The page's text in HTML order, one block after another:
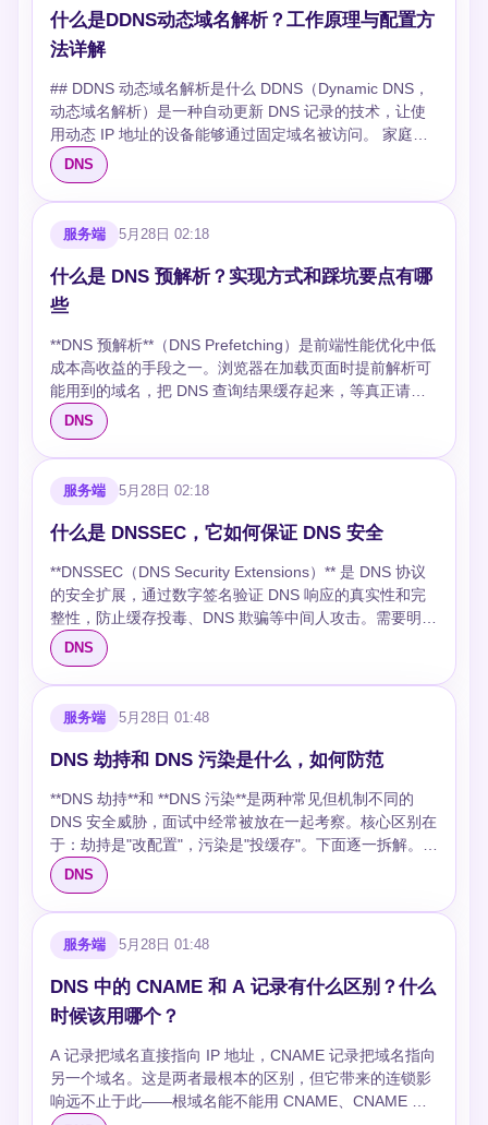
CNAME cdn.provider.com. ; API 服务 - 可能随时切换，
TTL 给短 api.example.com. 300 IN A 203.0.113.2 ``` ##
DNS 缓存：减少重复查询的核心手段 缓存分好几个层
级，每一层都能拦截大量重复查询。 **浏览器 DNS 缓存
**。Chrome 默认缓存 1000 条记录，TTL 大约 60-120
秒。这个你控制不了，但可以通过合理的 TTL 间接影响。
**操作系统 DNS 缓存**。Linux 上用 systemd-resolved 或
nscd 管理，可以调大缓存容量： ```bash # systemd-
这是你能控制的最重要的一层。BIND 的缓存配置：
```bind options { recursion yes; max-cache-size 1024m;
# 根据服务器内存调整 cleaning-interval 60; # 每 60 分钟
清理过期记录 }; ``` 关键是监控缓存命中率。如果命中率
低于 80%，要么是 TTL 设太短，要么是查询域名太分
散。用 `rndc stats` 看 BIND 的缓存统计： ```bash rndc
stats grep "Cache statistics"
/var/named/data/named_stats.txt ``` ## 减少查询次数：
前端也能帮上忙 页面加载时，浏览器要为页面中引用的每
**dns-prefetch** 是最简单的前端优化手段： ```html <link
rel="dns-prefetch" href="//api.example.com"> ``` 浏览器
会在空闲时提前解析这些域名，等真正要用的时候缓存已
经命中了。但注意别滥用——只有页面确实会用到的域名
才做预解析，否则白白消耗用户网络。 更进一步的方案是
减少域名数量本身。把静态资源集中在 1-2 个域名下，比
做 10 个 dns-prefetch 更有效。 ## CDN + CNAME：让
example.cdn-provider.com. ``` CDN 的权威 DNS 通常部
署了 Anycast，全球有几十个节点，用户的 DNS 查询会
被路由到最近的节点响应，延迟从几百毫秒降到几十毫
秒。 选 CDN 的时候注意看它的 DNS 解析能力——有些
CDN 在亚太地区节点少，国内用户解析还是绕道海外，效
果打折。 ## 高可用：DNS 挂了怎么办 单点 DNS 是定时
炸弹。一旦权威 DNS 不可达，所有依赖它的服务全部瘫
痪，而且 TTL 没过期之前缓存还能撑一撑，TTL 一过期
服务器 zone "example.com" { type master; file
"/etc/bind/db.example.com"; allow-transfer { 192.0.2.10;
}; also-notify { 192.0.2.10; }; }; ; 从服务器 zone
"example.com" { type slave; file
"/etc/bind/db.example.com.slave"; masters { 192.0.2.1;
}; }; ``` 从服务器自动同步区域文件，主服务器挂了从服务
器继续提供解析。关键是要确保 `allow-transfer` 只允许你
的从服务器，防止区域传送泄露被利用。 ### DNS 轮询
DoT：TLS 直封装 DNS ### 协议栈 ``` DNS 查询/响应 │
TLS 1.2/1.3（加密层） │ TCP（端口 853） ``` RFC
7858 定义了 DoT 协议，RFC 8310 定义了其使用策略。
### 通信流程 1. TCP 三次握手（端口 853） 2. TLS 握
手，协商加密套件，验证服务器证书 3. 在加密隧道内发送
DNS 查询/接收响应 4. 连接可复用，后续查询无需重新握
手 ### 关键特性 | 项目 | DoT | |------|-----| | 端口 |
853（IANA 专用分配） | | 传输 | TCP + TLS | | 连接复用
| 支持，长连接 | | 协议开销 | 小（仅 TLS 记录层） | | 流
量识别 | 端口 853 易被识别 | ### 配置 **systemd-
resolved**（Linux）： ```ini [Resolve] DNS=8.8.8.8
8.8.4.4 DNSOverTLS=yes ``` **Android Private DNS**：
``` 设置 → 网络 → 专用 DNS → dns.google ```
**Windows 11**：设置 → 网络 → DNS → 选择 DoT 服务
器 ## DoH：DNS 伪装成 HTTPS ### 协议栈 ``` DNS 消
息（二进制，封装在 HTTP body） │ HTTP/2（或
HTTP/3） │ TLS 1.2/1.3 │ TCP（端口 443） ``` RFC
8484 定义了 DoH 协议。请求和响应体都是
`application/dns-message` 格式。 ### 通信流程 1. 与
`dns`）或 POST 发送 4. 响应体包含 DNS 二进制响应
### 请求示例 ```http POST /dns-query HTTP/2 Host:
cloudflare-dns.com Content-Type: application/dns-
message Accept: application/dns-message <33 bytes
DNS query wire format> ``` ```http HTTP/2 200 Content-
Type: application/dns-message Cache-Control: max-
age=120 <65 bytes DNS response wire format> ``` GET
方式： ``` GET /dns-query?
dns=AAABAAAB...base64url... HTTP/2 ``` ### 关键特性
| | 传输 | HTTP/2 + TLS（或 HTTP/3） | | 请求方式 |
GET 或 POST | | 内容类型 | application/dns-message | |
流量识别 | 与普通 HTTPS 无法区分 | ### 配置
**Firefox**： ``` about:config network.trr.mode = 2 # 2=
降级模式, 3=仅DoH network.trr.uri = https://cloudflare-
dns.com/dns-query ``` **Chrome**：设置 → 隐私和安全
→ 安全 → 使用安全 DNS **curl 测试**： ```bash curl -sH
'accept: application/dns-message' \ 'https://cloudflare-
dns.com/dns-query?
dns=AAABAAABAAAAAAAAB2V4YW1wbGUDY29tAAABAAE'
DoH | |------|-----|-----| | 协议层 | 传输层 | 应用层 | | 端口 |
853 | 443 | | 延迟 | 更低（协议简单） | 稍高（HTTP 开
销） | | 流量隐蔽性 | 差（专用端口暴露意图） | 好（混入
HTTPS 流量） | | 防火墙穿透 | 853 可能被封 | 443 几乎
不会被封 | | 企业审计 | 可以识别并审计 DNS | DNS 流量
混入 Web 日志 | | 部署复杂度 | 低（只需 TLS） | 中（需
要 HTTP/2 服务器） | | 浏览器支持 | 无（系统级） |
态的算法，在 DNS 层根本无法实现——它们属于应用层
负载均衡（Nginx、HAProxy）的范畴。DNS 层能用的算
法，本质上都只能基于静态配置或客户端特征做决策。
### 轮询（Round Robin） 最基础的算法。DNS 服务器
维护一个 IP 列表，每次查询按顺序返回下一个 IP。
```dns ; BIND 配置示例 www.example.com. IN A
192.0.2.1 www.example.com. IN A 192.0.2.2
www.example.com. IN A 192.0.2.3 ``` BIND 默认对同一
域名的多条 A 记录做轮询。第一次查询返回
**：不区分服务器性能差异，不感知服务器是否宕机。如
果某台服务器挂了，DNS 仍会把流量分过去，直到手动剔
除该记录。 ### 加权轮询（Weighted Round Robin） 给
每条记录分配权重，权重高的 IP 被返回的概率更大。
DNS 层的加权通常通过 SRV 记录实现： ```dns ; SRV 记
录格式：_service._proto.name TTL IN SRV priority
weight port target _http._tcp.example.com. IN SRV 10
60 80 server1.example.com. _http._tcp.example.com.
IN SRV 10 30 80 server2.example.com.
权重分别为 60、30、10，流量大致按 6:3:1 分配。 **局
限**：SRV 记录需要客户端主动支持。浏览器访问网页用
的是 A/AAAA 记录，不查 SRV 记录，所以这个方案在
Web 场景基本无效。SRV 主要用在 SIP、LDAP、Active
Directory 等服务发现场景。 对于纯 A 记录的加权，部分
商业 DNS 服务（如 AWS Route 53、Cloudflare）通过自
有系统实现了加权策略，但这不属于 DNS 协议本身的能
力。 ### 地理位置路由（GeoDNS） 根据客户端 DNS 查
clients { asia-ips; }; zone "example.com" { type master;
file "example.com.asia"; ; 返回亚洲服务器 IP }; }; view
"europe" { match-clients { europe-ips; }; zone
"example.com" { type master; file
"example.com.europe"; ; 返回欧洲服务器 IP }; }; ``` **局
限**：判断位置用的是 DNS 递归服务器的 IP，不是用户
真实 IP。如果用户用了 8.8.8.8 做解析，GeoDNS 看到的
是 Google 的 DNS 节点 IP，位置判断可能偏差。另外，
GeoIP 数据库本身也有精度问题。 ### 运营商路由（ISP
路的服务器 IP，避免跨网访问。 ```dns view "telecom" {
match-clients { telecom-ips; }; zone "example.com" {
type master; file "example.com.telecom"; }; }; view
"unicom" { match-clients { unicom-ips; }; zone
"example.com" { type master; file
"example.com.unicom"; }; }; ``` **局限**：运营商 IP 段会
调整，需要持续维护 IP 归属表。国内运营商之间的互联
互通问题在改善，但仍然存在。 ### Anycast 将同一个 IP
什么是DDNS动态域名解析？工作原理与配置方
法详解
## DDNS 动态域名解析是什么 DDNS（Dynamic DNS，
动态域名解析）是一种自动更新 DNS 记录的技术，让使
用动态 IP 地址的设备能够通过固定域名被访问。 家庭宽
带、移动网络等场景下，运营商分配的公网 IP 会不定期
变化。如果域名解析记录还指向旧 IP，服务就会中断。
DDNS 的核心作用就是解决这一问题：当 IP 变化时，自
动将域名解析更新为新 IP。 ## 为什么需要 DDNS ### 静
能每隔几小时或几天就换一次。传统 DNS 记录是手动配
置的，IP 变了就得人工改记录，否则域名就解析到错误地
址，服务直接不可达。 这对以下场景影响最大： - 家庭
NAS、HomeAssistant 等需要外网访问的服务 - 远程办公
需要连接家庭网络 - IoT 设备的远程管理 ### DDNS 如何
解决 DDNS 客户端部署在本地设备上，定期检测公网 IP
是否变化。一旦发现变化，自动调用 API 更新 DNS 记
录，整个过程无需人工干预。 ## DDNS 工作原理 ### 完
整流程 ``` 1. DDNS 客户端定时检测公网 IP（通常每 5 分
DNS 服务商 API 发送更新请求 4. 服务端验证身份后更新
A/AAAA 记录 5. 新记录按 TTL 生效，域名解析到新 IP ```
### 底层协议：RFC 2136 DNS UPDATE DDNS 的标准
实现基于 RFC 2136 定义的 DNS UPDATE 协议。客户端
向权威 DNS 服务器发送 UPDATE 消息，服务端验证后修
改区域文件中的记录。 ### 认证机制 | 认证方式 | 原理 |
安全等级 | 适用场景 | |----------|------|----------|----------| |
**TSIG** | 共享密钥 + HMAC 签名 | 高 | 自建 DNS 服务器
| | **SIG(0)** | 公私钥签名 | 中 | 需要非对称认证时 | |
**HTTP Token** | API Token 认证 | 中 | 云服务商 API | |
**HTTP Basic** | 用户名密码 | 低 | 简单场景，不推荐生产
环境 | 实际使用中，云服务商（Cloudflare、阿里云、腾
则用 TSIG。 ## DDNS 服务商选择 ### 免费方案 | 服务
商 | 特点 | 限制 | |--------|------|------| | **Cloudflare** |
CDN 加速 + DNS，API 完善 | 需将域名 NS 迁移到 CF | |
**DuckDNS** | 配置极简，支持多种客户端 | 仅提供子域
名 | | **No-IP** | 老牌服务，路由器广泛支持 | 免费版需每
月确认 | | **DNSPod（腾讯云）** | 国内访问快，API 稳定
| 高级功能收费 | ### 付费方案 | 服务商 | 特点 | 价格 | |---
善 | 按量付费 | | **AWS Route 53** | 全球节点，企业级 |
按查询量计费 | | **Namecheap** | 域名注册商自带 DDNS
| 域名费用包含 | 选择建议：域名在国内用 DNSPod 或阿
里云；域名在国外用 Cloudflare。 ## DDNS 配置实战
### 1. Cloudflare + ddclient（Linux） **安装：** ```bash
# Ubuntu/Debian sudo apt-get install ddclient #
CentOS/RHEL sudo yum install ddclient ``` **配置文件
DNS
服务端 5月28日 02:18
什么是 DNS 预解析？实现方式和踩坑要点有哪
些
**DNS 预解析**（DNS Prefetching）是前端性能优化中低
成本高收益的手段之一。浏览器在加载页面时提前解析可
能用到的域名，把 DNS 查询结果缓存起来，等真正请求
资源时跳过解析步骤，直接建立连接。 一次 DNS 解析通
常耗时 20-120ms，在移动网络下可能更长。对于依赖多
个跨域资源的页面，这些延迟会叠加。DNS 预解析把这些
查询提前到页面加载的空闲时段，用户几乎感知不到。 ##
析本身经历了什么： 1. **浏览器缓存** — Chrome 对每条
2. **操作系统缓存** — 命中系统缓存约 1-5ms 3. **路由器
缓存** — 家用路由器也有 DNS 缓存，约 15ms 4. **ISP
DNS 缓存** — 运营商 DNS 服务器，常见域名 80-
120ms，冷门域名 200-300ms 5. **递归查询** — 从根域
名服务器 → 顶级域名服务器 → 权威域名服务器逐级查
询，耗时最长 预解析的作用范围是第 4-5 步：提前触发完
整查询链路，把结果存入浏览器缓存，后续请求直接命中
推荐的方式： ```html <head> <meta charset="UTF-8">
<meta http-equiv="x-dns-prefetch-control"
content="on"> <!-- 预解析 CDN 域名 --> <link rel="dns-
prefetch" href="//cdn.example.com"> <!-- 预解析 API 域
名 --> <link rel="dns-prefetch"
href="//api.example.com"> </head> ``` **关键细节**： -
`href` 只需要写协议+域名，不需要路径 - 标签放在
`<head>` 尽早位置，最好紧跟 `<meta charset>` 之后 -
prefetch-control` 显式开启 - 也可以用 `content="off"` 关
闭自动预解析（减少隐私泄露风险） ### 2.
href="//api.example.com" crossorigin> <link rel="dns-
prefetch" href="//api.example.com"> ``` `preconnect` 在
DNS 解析之外还完成了 TCP 握手和 TLS 协商，相当于把
DNS
服务端 5月28日 02:18
什么是 DNSSEC，它如何保证 DNS 安全
**DNSSEC（DNS Security Extensions）** 是 DNS 协议
的安全扩展，通过数字签名验证 DNS 响应的真实性和完
整性，防止缓存投毒、DNS 欺骗等中间人攻击。需要明确
的是，DNSSEC 只提供数据认证，不加密 DNS 查询——
这是它和 DoH/DoT 的本质区别。 ## 为什么需要
DNSSEC ### 传统 DNS 的安全缺陷 DNS 协议设计于
1980 年代，天生没有认证机制。解析器收到一条 DNS 响
是攻击者伪造的。 ``` 用户查询 www.bank.com ↓ DNS 查
用户被引导至钓鱼站点 ``` 这种攻击之所以可行，是因为
DNS 响应只需要匹配查询的事务 ID（16 位，仅 65536
种可能），攻击者可以通过大量发送伪造响应来碰运气。
2008 年的 Kaminsky 攻击把这个问题推到了极限——攻
击者可以在数秒内投毒 DNS 缓存。 **主要威胁类型**： -
**DNS 缓存投毒**：向递归解析器的缓存中注入伪造记
录，影响所有使用该解析器的用户 - **中间人攻击**：在
造 DNS 响应，将用户导向恶意站点 ### DNSSEC 的解决
思路 DNSSEC 不加密流量，而是在 DNS 数据上附加数字
签名。解析器收到响应后，用预先建立的信任链验证签名
——签名不通过就拒绝这条响应。 ``` 用户查询
www.bank.com ↓ 返回 A 记录 + RRSIG 签名 ↓ 用
DNSKEY 验证 RRSIG ↓ 验证失败 → 拒绝伪造响应
DNS
服务端 5月28日 01:48
DNS 劫持和 DNS 污染是什么，如何防范
**DNS 劫持**和 **DNS 污染**是两种常见但机制不同的
DNS 安全威胁，面试中经常被放在一起考察。核心区别在
于：劫持是"改配置"，污染是"投缓存"。下面逐一拆解。
## DNS 劫持：篡改解析配置，将用户引向恶意站点 DNS
劫持的实质是攻击者控制了 DNS 解析链路上的某个环
节，把域名指向非预期的 IP 地址。用户以为自己访问的
是银行官网，实际到达的却是钓鱼页面。 ### 劫持的四种
配置，影响范围仅限单机。恶意软件常用这种方式，一行
`192.168.1.100 www.bank.com` 就能把用户导流到钓鱼
站。 **路由器劫持**——利用路由器默认密码或固件漏
洞，将 WAN 口的 DNS 服务器地址改成攻击者控制的地
址。所有连入该路由器的设备全部受影响，这是家用场景
中最常见的形式。 **ISP 劫持**——运营商级别的 DNS 服
务器被篡改或故意配置，返回错误解析结果。某些 ISP 甚
DNS
服务端 5月28日 01:48
DNS 中的 CNAME 和 A 记录有什么区别？什么
时候该用哪个？
A 记录把域名直接指向 IP 地址，CNAME 记录把域名指向
另一个域名。这是两者最根本的区别，但它带来的连锁影
响远不止于此——根域名能不能用 CNAME、CNAME 为